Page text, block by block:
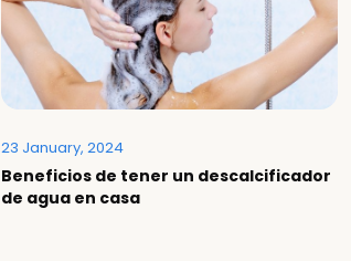
23 January, 2024
Beneficios de tener un descalcificador
de agua en casa